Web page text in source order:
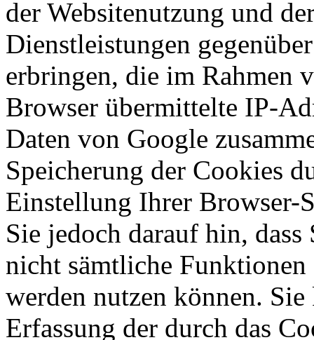
der Websitenutzung und
Dienstleistungen
erbringen, die im Rahmen
Browser übermittelte IP-
Daten von Google
Speicherung der Cookies
Einstellung Ihrer Browser-
Sie jedoch darauf hin,
nicht sämtliche
werden nutzen können.
Erfassung der durch das